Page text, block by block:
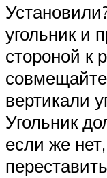
угольник и
стороной к
вертикали
Угольник
если же